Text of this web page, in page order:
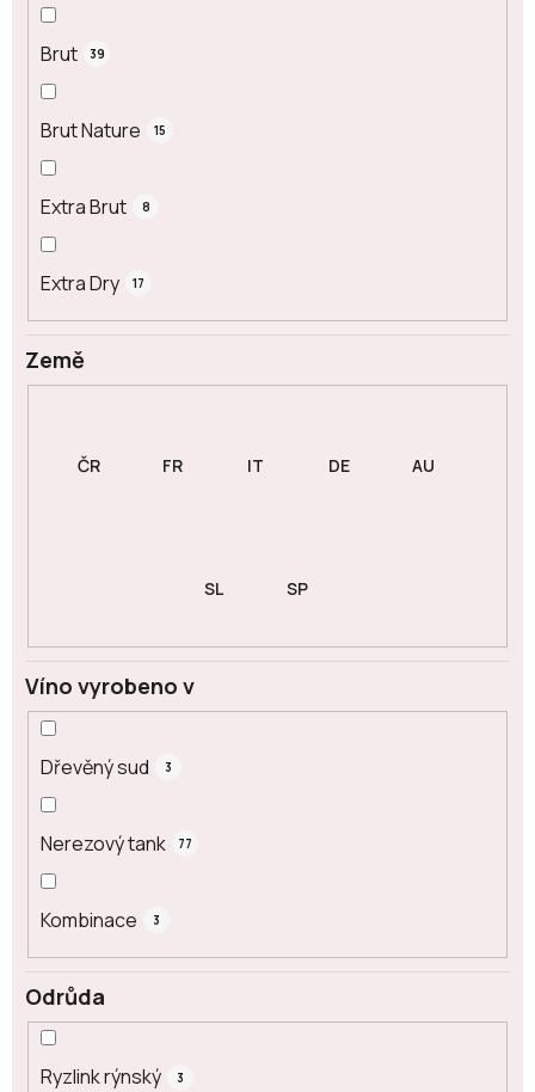
Odrůda
Ryzlink rýnský 3
Země
Brut 39
Brut Nature 15
Extra Brut 8
Extra Dry 17
Víno vyrobeno v
Dřevěný sud 3
Nerezový tank 77
Kombinace 3